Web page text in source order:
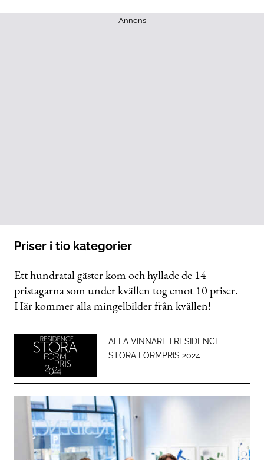
Annons
Priser i tio kategorier
Ett hundratal gäster kom och hyllade de 14
pristagarna som under kvällen tog emot 10 priser.
Här kommer alla mingelbilder från kvällen!
ALLA VINNARE I RESIDENCE
STORA FORMPRIS 2024